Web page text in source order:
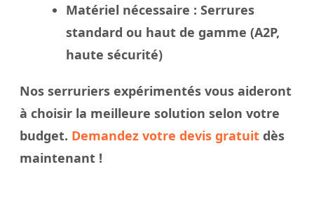
Matériel nécessaire : Serrures
standard ou haut de gamme (A2P,
haute sécurité)
Nos serruriers expérimentés vous aideront
à choisir la meilleure solution selon votre
budget. Demandez votre devis gratuit dès
maintenant !